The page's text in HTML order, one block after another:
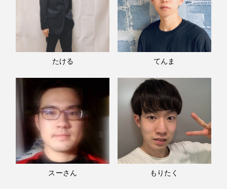
たける てんま
スーさん もりたく